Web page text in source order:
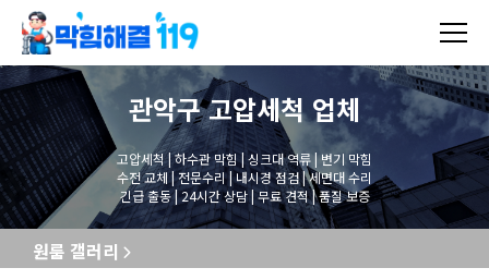
관악구 고압세척업체
고압세척 | 하수관 막힘 | 싱크대 역류 | 변기 막힘
수전 교체 | 전문수리 | 내시경 점검 | 세면대 수리
긴급 출동 | 24시간 상담 | 무료 견적 | 품질 보증
원룸 갤러리